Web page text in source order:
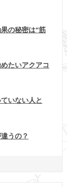
の秘密は“筋
たいアクアコ
いない人と
うの？